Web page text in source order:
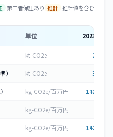
第三者保証あり 推計 推計値を含む
単位 2023
kt-CO2e 2.995
） kt-CO2e 3.168
kg-CO2e/百万円 142.543
kg-CO2e/百万円
kg-CO2e/百万円 142.543